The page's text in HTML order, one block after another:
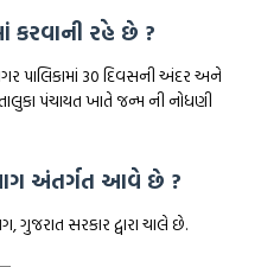
કરવાની રહે છે ?
પાલિકામાં 30 દિવસની અંદર અને
પંચાયત ખાતે જન્મ ની નોધણી
અંતર્ગત આવે છે ?
સરકાર દ્વારા ચાલે છે.